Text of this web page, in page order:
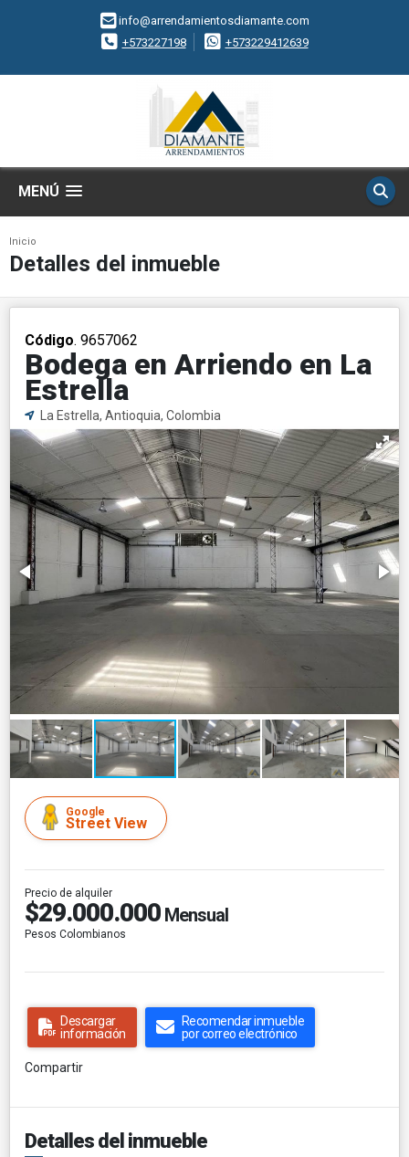
info@arrendamientosdiamante.com
+573227198
+573229412639
MENÚ
Inicio
Detalles del inmueble
Código. 9657062
Bodega en Arriendo en La
Estrella
La Estrella, Antioquia, Colombia
Google
Street View
Precio de alquiler
$29.000.000 Mensual
Pesos Colombianos
Descargar
información
Recomendar inmueble
por correo electrónico
Compartir
Detalles del inmueble